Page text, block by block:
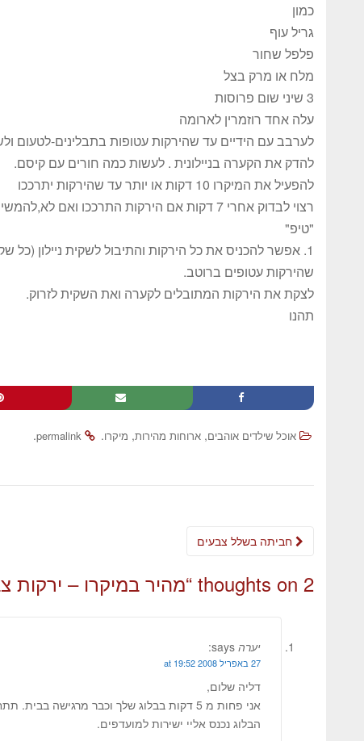
כמון
גריל עוף
פלפל שחור
מלח או מרק בצל
3 שיני שום פרוסות
עלה אחד רוזמרין לארומה
לערבב עם הידיים עד שהירקות עטופות בתבלינים-לטעום
להדק את הקערה בניילונית . לעשות כמה חורים עם קיסם.
להפעיל את המיקרו 10 דקות או יותר עד שהירקות יתרככו
רצוי לבדוק אחרי 7 דקות אם הירקות התרככו ואם לא,להמשיך.
"טיפ"
1. אפשר להכניס את כל הירקות והתיבול לשקית ניילון
שהירקות עטופים ברוטב.
לצקת את הירקות המתובלים לקערה ואת השקית לזרוק.
תהנו
אוכל שילדים אוהבים, ארוחות מהירות, מיקרו.
permalink
.
2 thoughts on “ מהיר במיקרו – ירקות
יערה says:
27 באפריל 2008 at 19:52
דליה שלום,
אני פחות מ 5 דקות בבלוג שלך וכבר מרגישה בבית. תתחדשי ותהני מהעשייה.
הבלוג נכנס אליי ישירות למועדפים.